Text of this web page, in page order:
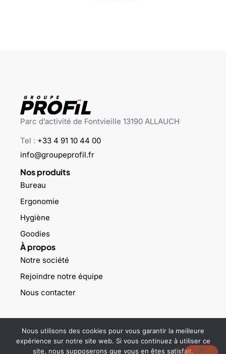
Parc d’activité de Fontvieille 13190 ALLAUCH
Tel : +33 4 91 10 44 00
info@groupeprofil.fr
Nos produits
Bureau
Ergonomie
Hygiène
Goodies
À propos
Notre société
Rejoindre notre équipe
Nous contacter
Nous utilisons des cookies pour vous garantir la meilleure
expérience sur notre site web. Si vous continuez à utiliser ce
site, nous supposerons que vous en êtes satisfait.